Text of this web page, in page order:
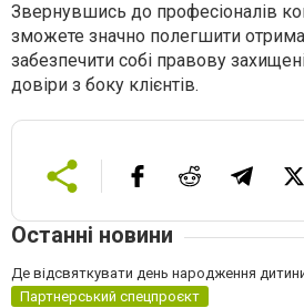
Звернувшись до професіоналів
зможете значно полегшити
забезпечити собі правову
довіри з боку клієнтів.
Останні новини
Де відсвяткувати день народження
Партнерський спецпроєкт